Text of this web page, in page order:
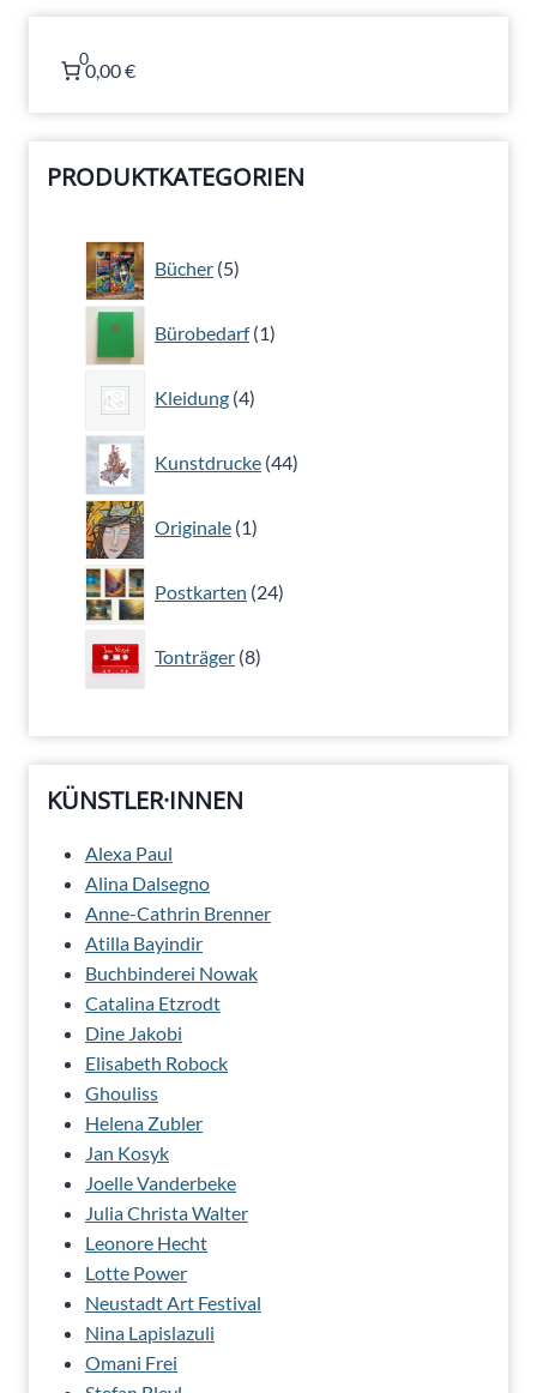
0
0,00 €
PRODUKTKATEGORIEN
Bücher 5
5
Produkte
Bürobedarf 1
1
Produkt
Kleidung 4
4
Produkte
Kunstdrucke 44
44
Produkte
Originale 1
1
Produkt
Postkarten 24
24
Produkte
Tonträger 8
8
Produkte
KÜNSTLER·INNEN
Alexa Paul
Alina Dalsegno
Anne-Cathrin Brenner
Atilla Bayindir
Buchbinderei Nowak
Catalina Etzrodt
Dine Jakobi
Elisabeth Robock
Ghouliss
Helena Zubler
Jan Kosyk
Joelle Vanderbeke
Julia Christa Walter
Leonore Hecht
Lotte Power
Neustadt Art Festival
Nina Lapislazuli
Omani Frei